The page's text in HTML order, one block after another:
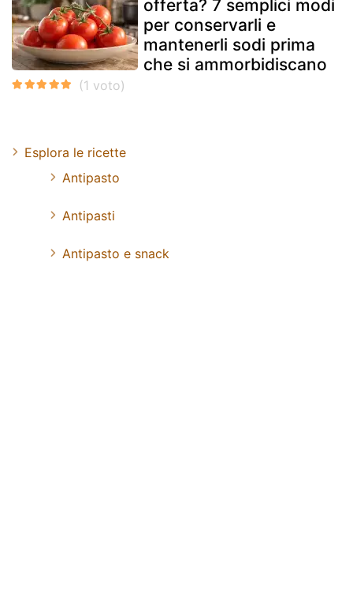
offerta? 7 semplici modi
per conservarli e
mantenerli sodi prima
che si ammorbidiscano
Esplora le ricette
Antipasto
Antipasti
Antipasto e snack